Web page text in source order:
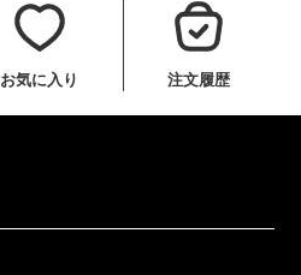
お気に入り 注文履歴